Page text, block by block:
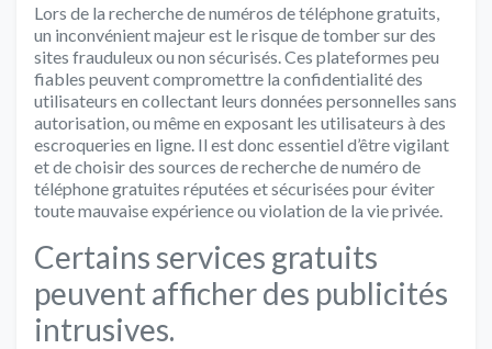
Lors de la recherche de numéros de téléphone gratuits,
un inconvénient majeur est le risque de tomber sur des
sites frauduleux ou non sécurisés. Ces plateformes peu
fiables peuvent compromettre la confidentialité des
utilisateurs en collectant leurs données personnelles sans
autorisation, ou même en exposant les utilisateurs à des
escroqueries en ligne. Il est donc essentiel d’être vigilant
et de choisir des sources de recherche de numéro de
téléphone gratuites réputées et sécurisées pour éviter
toute mauvaise expérience ou violation de la vie privée.
Certains services gratuits
peuvent afficher des publicités
intrusives.